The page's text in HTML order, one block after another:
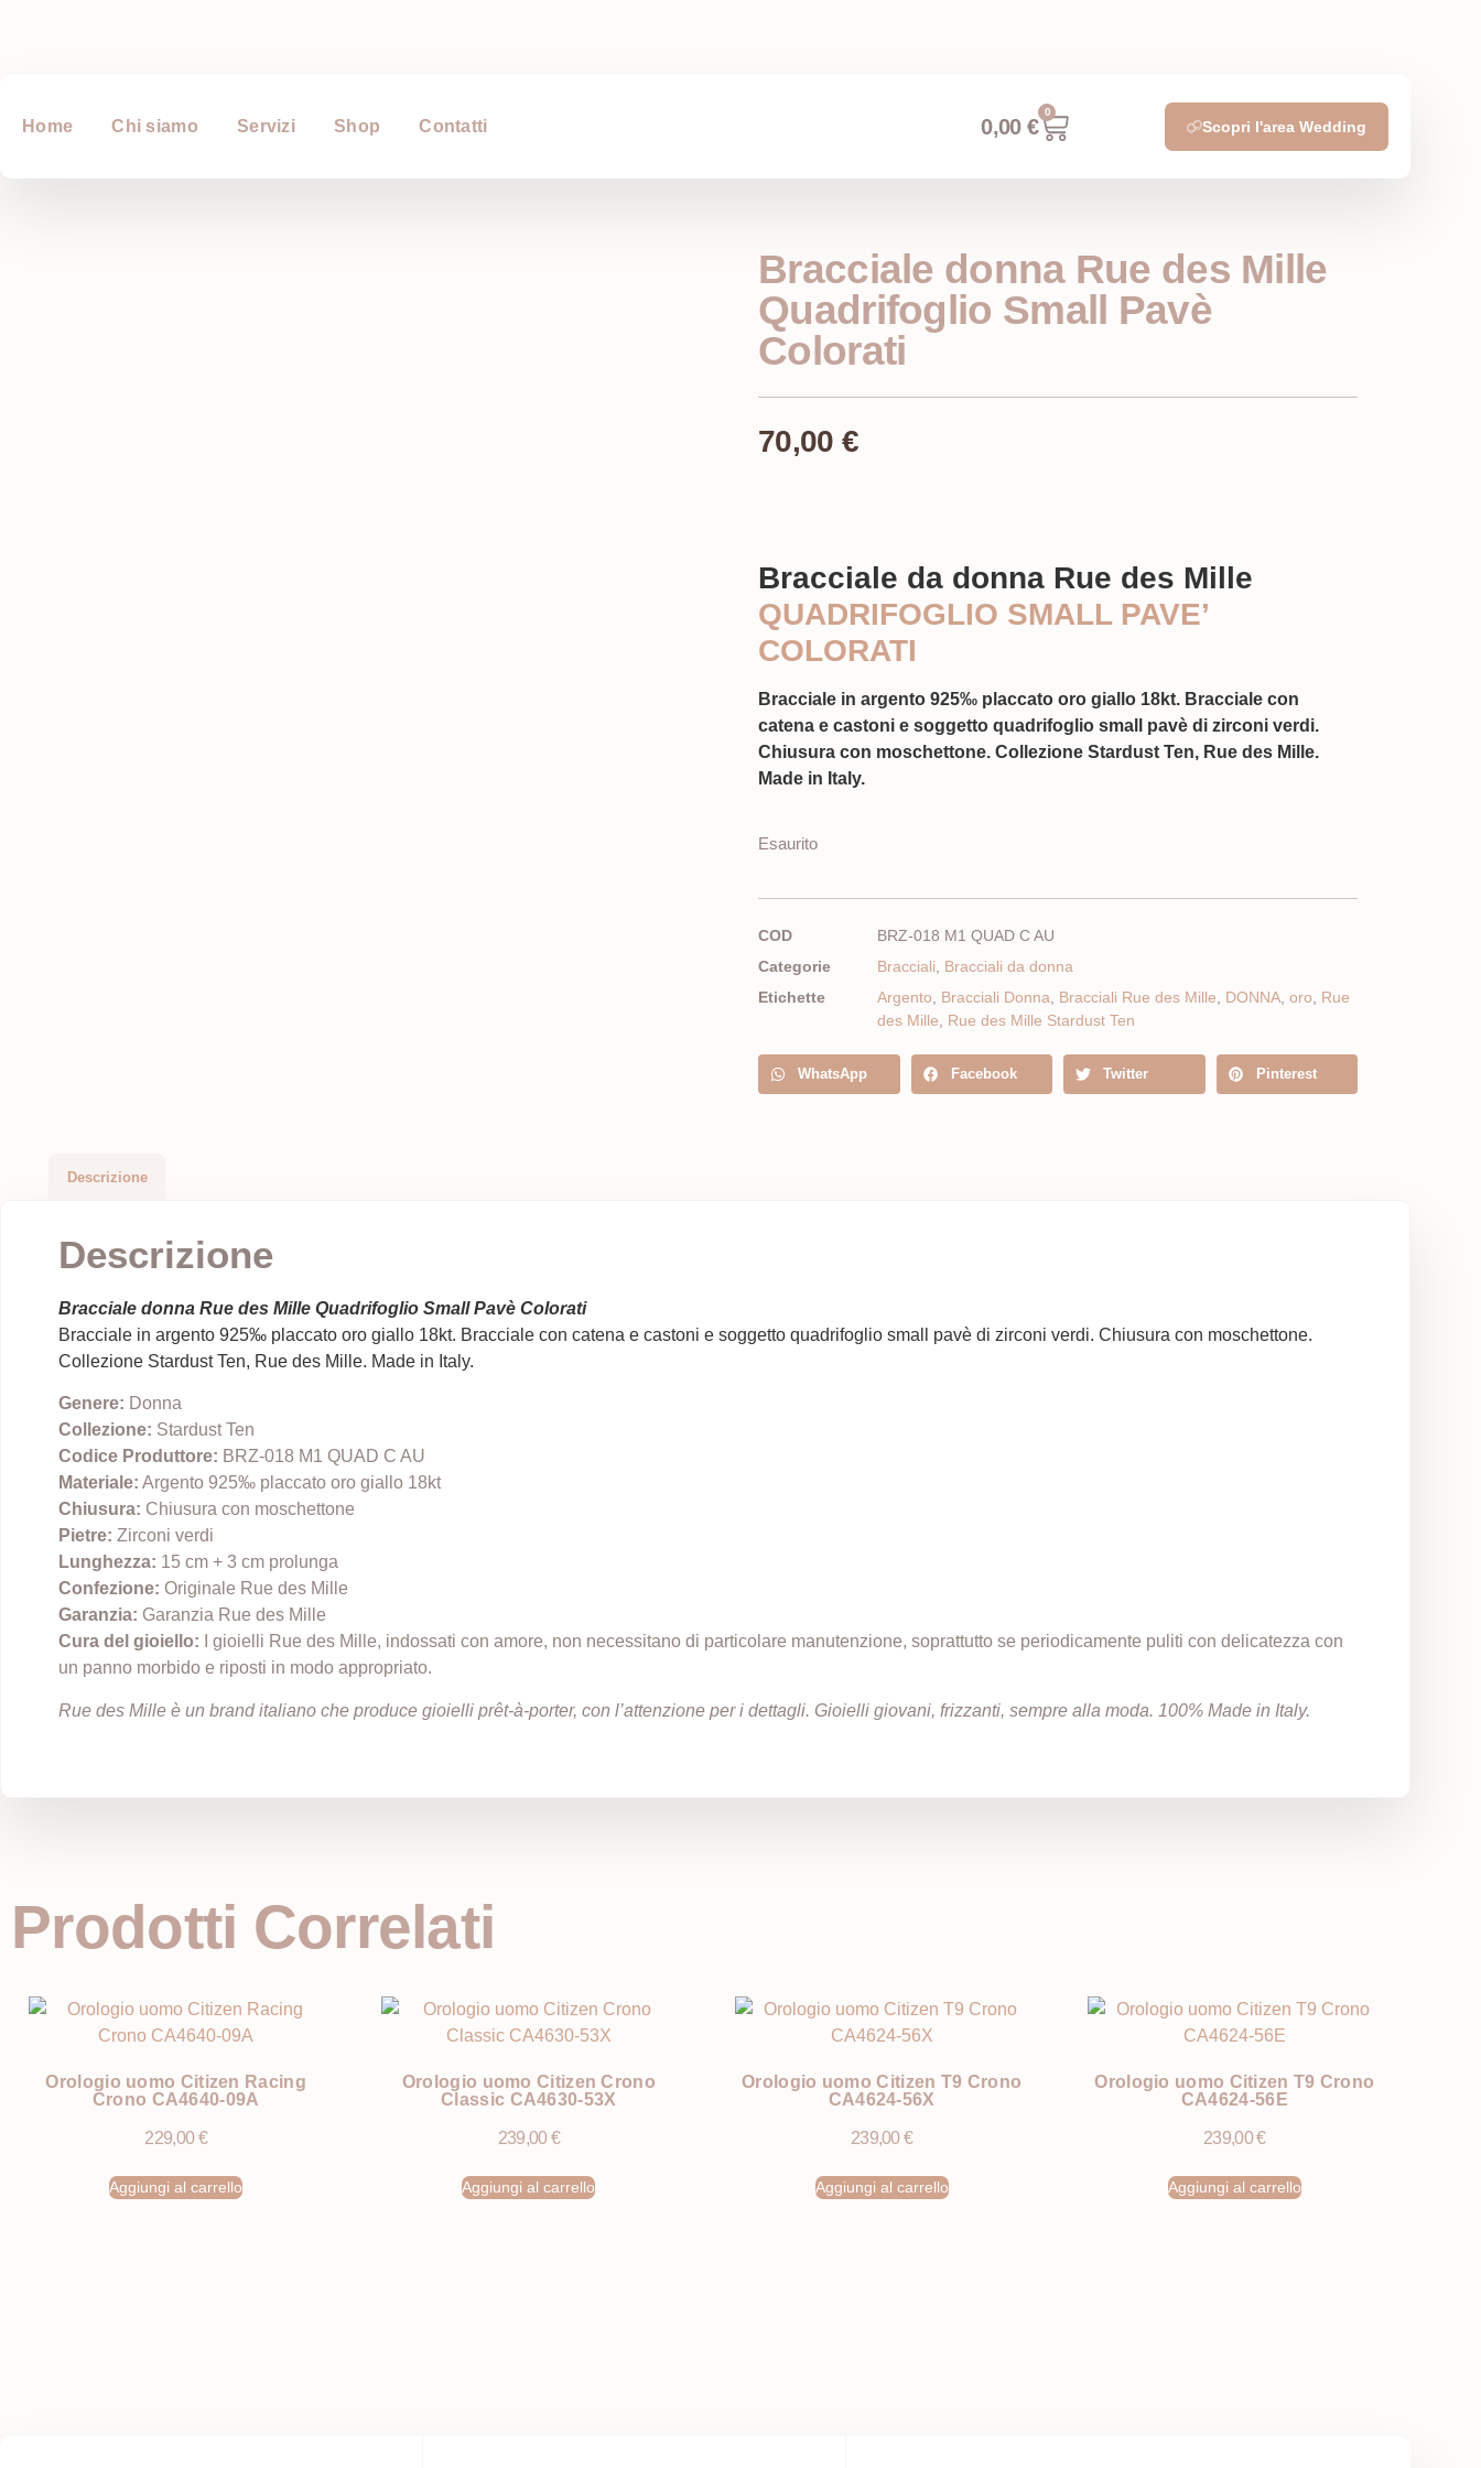
Home Chi siamo Servizi Shop Contatti 0,00 €
0
Scopri l'area Wedding
Bracciale donna Rue des Mille
Quadrifoglio Small Pavè
Colorati
70,00 €
Bracciale da donna Rue des Mille
QUADRIFOGLIO SMALL PAVE’
COLORATI
Bracciale in argento 925‰ placcato oro giallo 18kt. Bracciale con
catena e castoni e soggetto quadrifoglio small pavè di zirconi verdi.
Chiusura con moschettone. Collezione Stardust Ten, Rue des Mille.
Made in Italy.
Esaurito
COD
BRZ-018 M1 QUAD C AU
Categorie
Bracciali
Bracciali da donna
Etichette
Argento Bracciali Donna Bracciali Rue des Mille DONNA oro
Rue
des Mille
Rue des Mille Stardust Ten
WhatsApp Facebook Twitter Pinterest
Descrizione
Descrizione
Bracciale donna Rue des Mille Quadrifoglio Small Pavè Colorati
Bracciale in argento 925‰ placcato oro giallo 18kt. Bracciale con catena e castoni e soggetto quadrifoglio small pavè di zirconi verdi. Chiusura con moschettone.
Collezione Stardust Ten, Rue des Mille. Made in Italy.
Genere: Donna
Collezione: Stardust Ten
Codice Produttore: BRZ-018 M1 QUAD C AU
Materiale: Argento 925‰ placcato oro giallo 18kt
Chiusura: Chiusura con moschettone
Pietre: Zirconi verdi
Lunghezza: 15 cm + 3 cm prolunga
Confezione: Originale Rue des Mille
Garanzia: Garanzia Rue des Mille
Cura del gioiello: I gioielli Rue des Mille, indossati con amore, non necessitano di particolare manutenzione, soprattutto se periodicamente puliti con delicatezza con
un panno morbido e riposti in modo appropriato.
Rue des Mille è un brand italiano che produce gioielli prêt-à-porter, con l’attenzione per i dettagli. Gioielli giovani, frizzanti, sempre alla moda. 100% Made in Italy.
Prodotti Correlati
Orologio uomo Citizen Racing
Crono CA4640-09A
229,00€
Aggiungi al carrello
Orologio uomo Citizen Crono
Classic CA4630-53X
239,00€
Aggiungi al carrello
Orologio uomo Citizen T9 Crono
CA4624-56X
239,00€
Aggiungi al carrello
Orologio uomo Citizen T9 Crono
CA4624-56E
239,00€
Aggiungi al carrello